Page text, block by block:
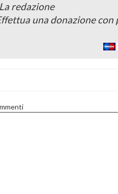
redazione
una donazione con